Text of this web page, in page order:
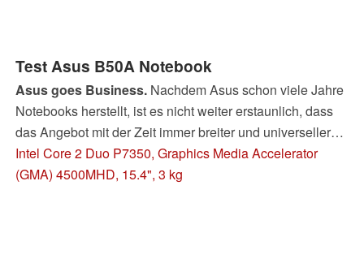
Test Asus B50A Notebook
Asus goes Business.Nachdem Asus schon viele Jahre
Notebooks herstellt, ist es nicht weiter erstaunlich, dass
das Angebot mit der Zeit immer breiter und universeller
wurde. Zuletzt fügte Asus seiner Produktpalette auch
Business Notebooks hinzu. Ein solches hat sich mit dem
Intel Core 2 Duo P7350, Graphics Media Accelerator
(GMA) 4500MHD, 15.4", 3 kg